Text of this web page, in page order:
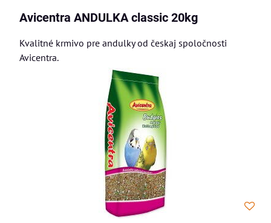
Avicentra ANDULKA classic 20kg
Kvalitné krmivo pre andulky od českaj spoločnosti
Avicentra.